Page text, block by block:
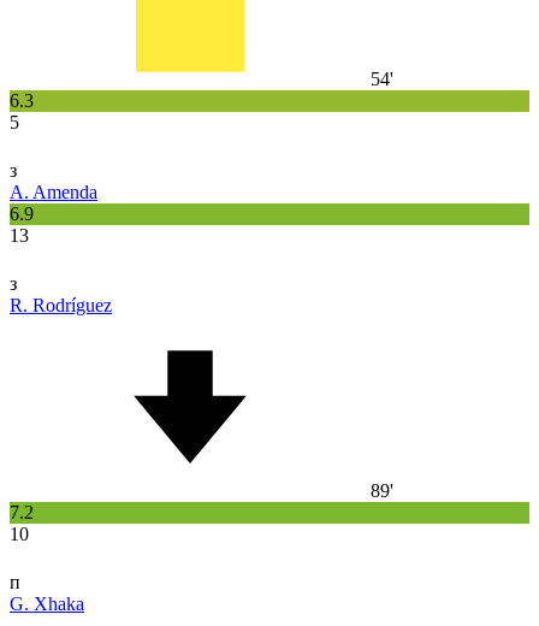
54'
6.3
5
з
A. Amenda
6.9
13
з
R. Rodríguez
89'
7.2
10
п
G. Xhaka